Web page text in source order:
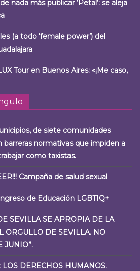
nada más publicar ‘Petal’: se aleja
(a todo ‘female power’) del
Tour en Buenos Aires: «¡Me caso,
de siete comunidades
barreras normativas que impiden a
como taxistas.
Campaña de salud sexual
de Educación LGBTIQ+
SEVILLA SE APROPIA DE LA
ORGULLO DE SEVILLA. NO
JUNIO”.
LOS DERECHOS HUMANOS.